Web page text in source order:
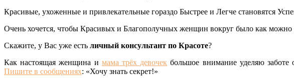
Красивые, ухоженные и привлекательные гораздо Быстрее и Легче становятся
Очень хочется, чтобы Красивых и Благополучных женщин вокруг было как
Скажите, у Вас уже есть личный консультант по Красоте?
Как настоящая женщина и мама трёх девочек большое внимание уделяю
Пишите в сообщениях: «Хочу знать секрет!»